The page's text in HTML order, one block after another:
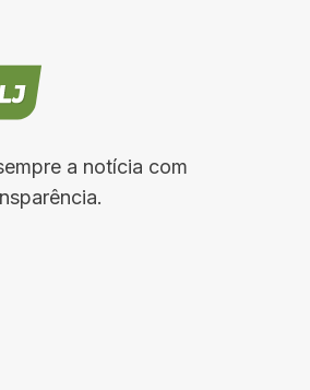
a notícia com